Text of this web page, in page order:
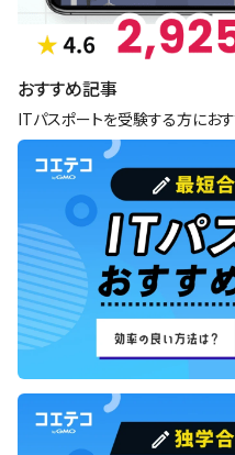
おすすめ記事
ITパスポートを受験する方にお